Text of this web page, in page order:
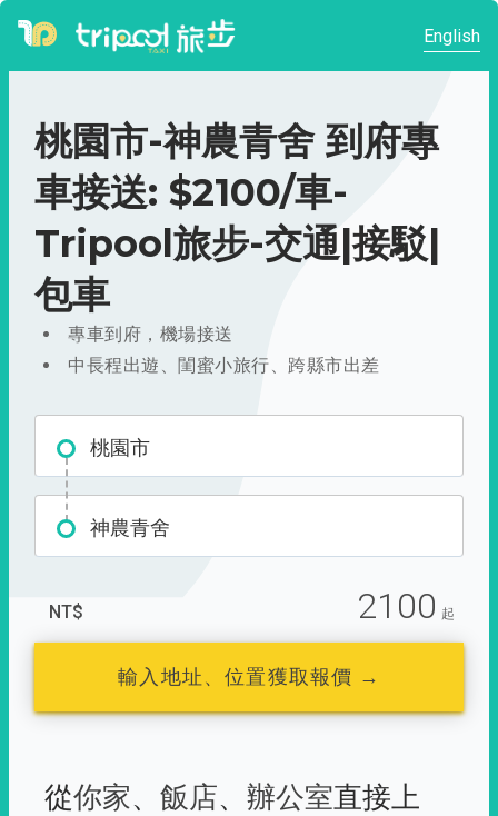
English
桃園市-神農青舍 到府專
車接送: $2100/車-
Tripool旅步-交通|接駁|
包車
專車到府，機場接送
中長程出遊、閨蜜小旅行、跨縣市出差
桃園市
神農青舍
NT$ 2100 起
輸入地址、位置獲取報價 →
從你家、 飯店、 辦公室直接上